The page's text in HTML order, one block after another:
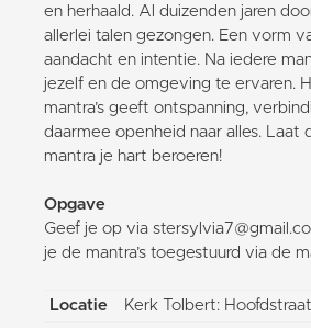
en herhaald. Al duizenden jaren
allerlei talen gezongen. Een vorm
aandacht en intentie. Na iedere
jezelf en de omgeving te ervaren.
mantra’s geeft ontspanning,
daarmee openheid naar alles. Laat
mantra je hart beroeren!
Opgave
Geef je op via
je de mantra’s toegestuurd via de
Locatie
Kerk Tolbert: